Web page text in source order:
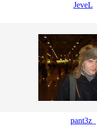
JeveL
pant3z_